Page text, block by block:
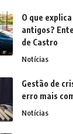
O que
antigos?
de Castro
Notícias
Gestão de
erro mais
Notícias